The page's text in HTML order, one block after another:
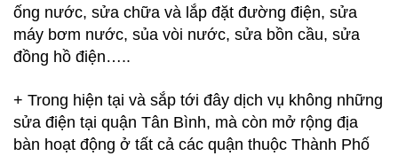
ống nước, sửa chữa và lắp đặt đường điện, sửa
máy bơm nước, sủa vòi nước, sửa bồn cầu, sửa
đồng hồ điện…..
+ Trong hiện tại và sắp tới đây dịch vụ không những
sửa điện tại quận Tân Bình, mà còn mở rộng địa
bàn hoạt động ở tất cả các quận thuộc Thành Phố